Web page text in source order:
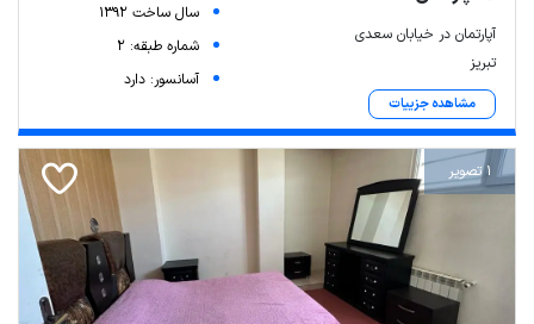
آپارتمان در خیابان سعدی
تبریز
مشاهده جزییات
سال ساخت 1392
شماره طبقه: 2
آسانسور: دارد
1 تصویر